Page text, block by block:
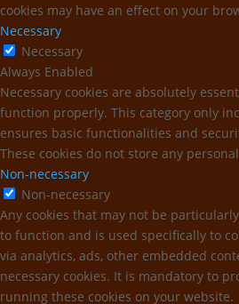
cookies may have an effect on your
Necessary
Necessary
Always Enabled
Necessary cookies are absolutely
function properly. This category only
ensures basic functionalities and
These cookies do not store any
Non-necessary
Non-necessary
Any cookies that may not be
to function and is used specifically to
via analytics, ads, other embedded
necessary cookies. It is mandatory to
running these cookies on your website.